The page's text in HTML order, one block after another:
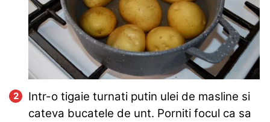
Intr-o tigaie turnati putin ulei de masline si
cateva bucatele de unt. Porniti focul ca sa